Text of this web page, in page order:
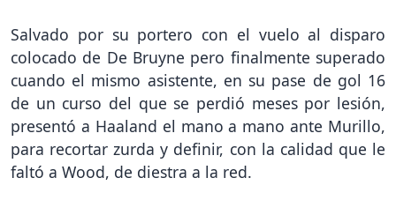
Salvado por su portero con el vuelo al disparo
colocado de De Bruyne pero finalmente superado
cuando el mismo asistente, en su pase de gol 16
de un curso del que se perdió meses por lesión,
presentó a Haaland el mano a mano ante Murillo,
para recortar zurda y definir, con la calidad que le
faltó a Wood, de diestra a la red.